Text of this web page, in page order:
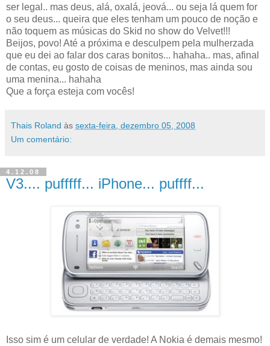
ser legal.. mas deus, alá, oxalá, jeová... ou seja lá quem for
o seu deus... queira que eles tenham um pouco de noção e
não toquem as músicas do Skid no show do Velvet!!!
Beijos, povo! Até a próxima e desculpem pela mulherzada
que eu dei ao falar dos caras bonitos... hahaha.. mas, afinal
de contas, eu gosto de coisas de meninos, mas ainda sou
uma menina... hahaha
Que a força esteja com vocês!
Thais Roland às sexta-feira, dezembro 05, 2008
Um comentário:
4.12.08
V3.... pufffff... iPhone... puffff...
Isso sim é um celular de verdade! A Nokia é demais mesmo!